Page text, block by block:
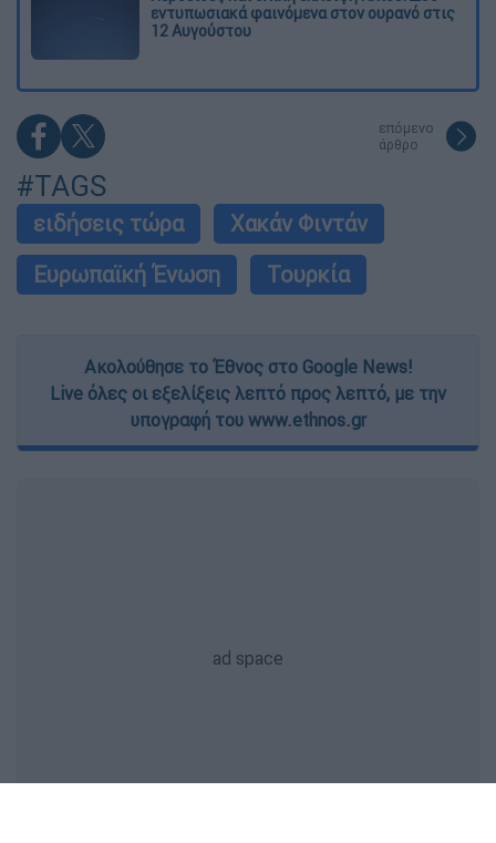
εντυπωσιακά φαινόμενα στον ουρανό στις
12 Αυγούστου
επόμενο
άρθρο
#TAGS
ειδήσεις τώρα
Χακάν Φιντάν
Ευρωπαϊκή Ένωση
Τουρκία
Ακολούθησε το Έθνος στο Google News!
Live όλες οι εξελίξεις λεπτό προς λεπτό, με την
υπογραφή του www.ethnos.gr